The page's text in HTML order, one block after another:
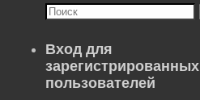
Вход для
зарегистрированных
пользователей